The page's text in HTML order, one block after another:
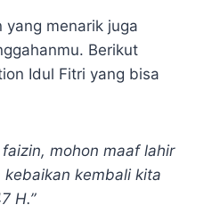
menarik juga
Berikut
Idul Fitri yang bisa
mohon maaf lahir
kembali kita
H.”